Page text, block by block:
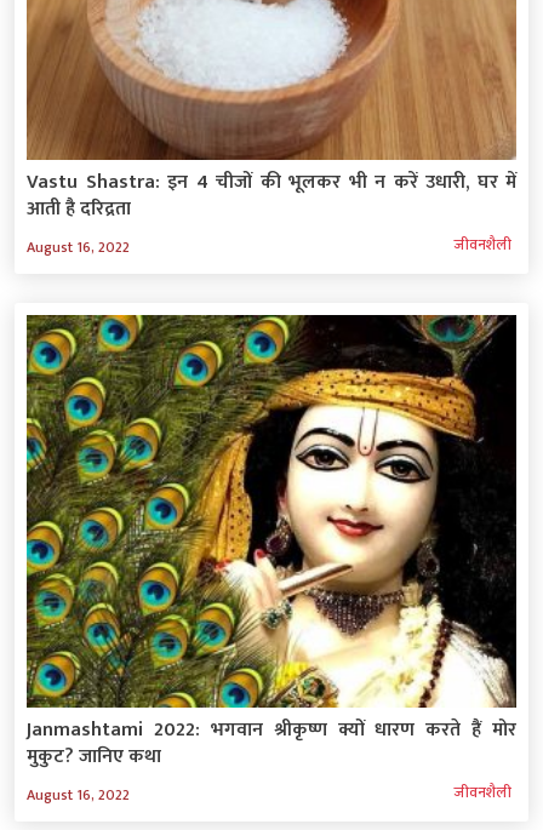
Vastu Shastra: इन 4 चीजों की भूलकर भी न करें उधारी, घर में
आती है दरिद्रता
August 16, 2022 जीवनशैली
Janmashtami 2022: भगवान श्रीकृष्ण क्यों धारण करते हैं मोर
मुकुट? जानिए कथा
August 16, 2022 जीवनशैली